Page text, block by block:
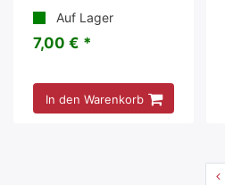
Auf Lager
7,00 € *
In den Warenkorb